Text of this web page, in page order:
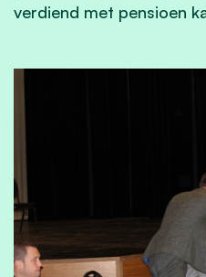
verdiend met pensioen